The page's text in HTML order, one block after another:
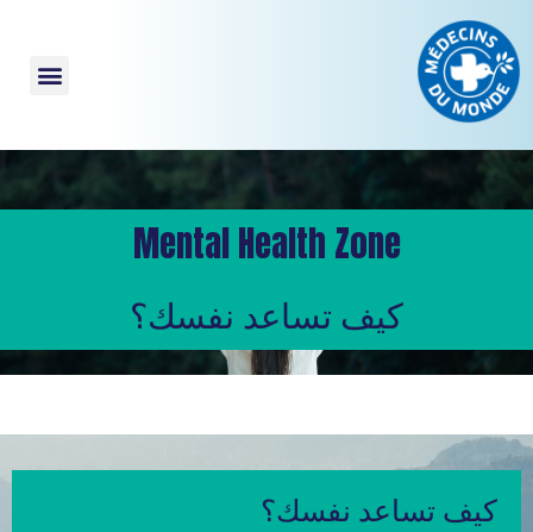
Mental Health Zone
كيف تساعد نفسك؟
كيف تساعد نفسك؟